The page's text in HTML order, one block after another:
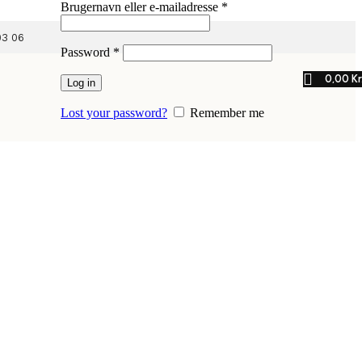
06
Brugernavn eller e-mailadresse *
Password *
Log in
Lost your password? Remember me
0,00